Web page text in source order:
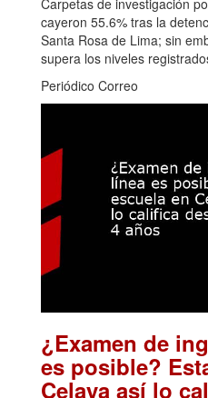
cayeron 55.6% tras la
Santa Rosa de Lima; sin
supera los niveles
Periódico Correo
¿Examen de
es posible?
Celaya así lo